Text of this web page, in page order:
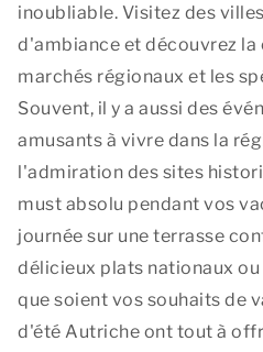
inoubliable. Visitez des
d'ambiance et découvrez la
marchés régionaux et les
Souvent, il y a aussi des
amusants à vivre dans la
l'admiration des sites
must absolu pendant vos
journée sur une terrasse
délicieux plats nationaux
que soient vos souhaits de
d'été Autriche ont tout à